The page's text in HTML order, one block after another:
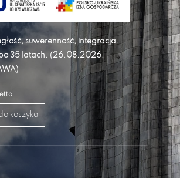
suwerenność, integracja.
35 latach. (26.08.2026,
koszyka